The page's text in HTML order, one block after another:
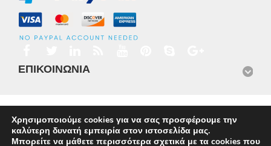
ΕΠΙΚΟΙΝΩΝΊΑ
Προϊόντα
Φωτογραφίες
Service
Εταιρικό Προφίλ
Επικοινωνία
© 2026Omnisys
Χρησιμοποιούμε cookies για να σας προσφέρουμε την
καλύτερη δυνατή εμπειρία στον ιστοσελίδα μας.
Μπορείτε να μάθετε περισσότερα σχετικά με τα cookies που